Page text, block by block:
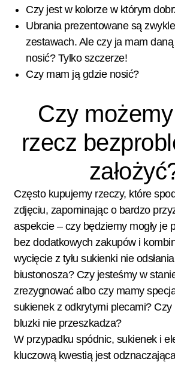
Czy jest w kolorze w którym
Ubrania prezentowane są
zestawach. Ale czy ja mam
nosić? Tylko szczerze!
Czy mam ją gdzie nosić?
Czy
rzecz
Często kupujemy rzeczy, które
zdjęciu, zapominając o bardzo
aspekcie – czy będziemy mogły je
bez dodatkowych zakupów i
wycięcie z tyłu sukienki nie
biustonosza? Czy jesteśmy w
zrezygnować albo czy mamy
sukienek z odkrytymi plecami?
bluzki nie przeszkadza?
W przypadku spódnic, sukienek i
kluczową kwestią jest